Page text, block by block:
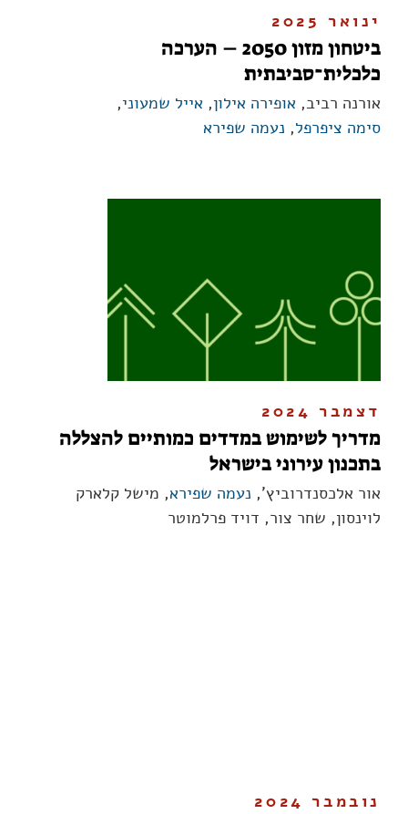
ינואר 2025
ביטחון מזון 2050 – הערכה
כלכלית־סביבתית
אורנה רביב, אופירה אילון, אייל שמעוני,
סימה ציפרפל, נעמה שפירא
דצמבר 2024
מדריך לשימוש במדדים כמותיים להצללה
בתכנון עירוני בישראל
אור אלכסנדרוביץ', נעמה שפירא, מישל קלארק
לוינסון, שחר צור, דויד פרלמוטר
נובמבר 2024